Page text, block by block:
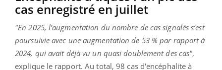
cas enregistré en juillet
"En 2025, l’augmentation du nombre de cas signalés s’est
poursuivie avec une augmentation de 53 % par rapport à
2024, qui avait déjà vu un quasi doublement des cas",
explique le rapport. Au total, 98 cas d'encéphalite à